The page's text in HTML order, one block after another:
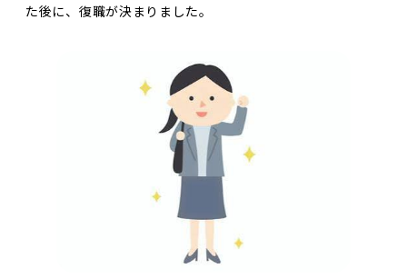
た後に、復職が決まりました。